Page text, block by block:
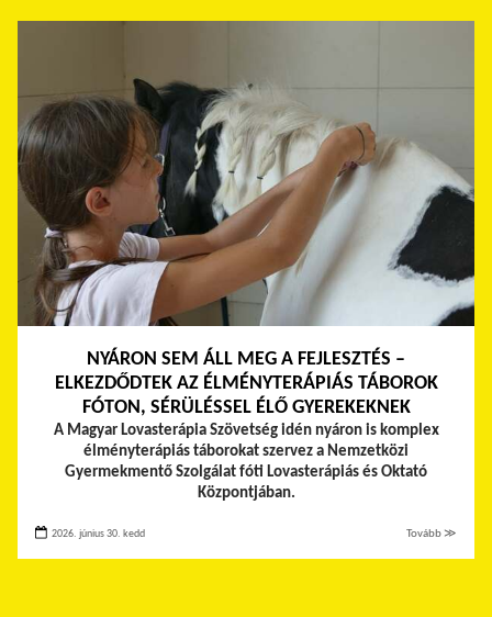
NYÁRON SEM ÁLL MEG A FEJLESZTÉS –
ELKEZDŐDTEK AZ ÉLMÉNYTERÁPIÁS TÁBOROK
FÓTON, SÉRÜLÉSSEL ÉLŐ GYEREKEKNEK
A Magyar Lovasterápia Szövetség idén nyáron is komplex
élményterápiás táborokat szervez a Nemzetközi
Gyermekmentő Szolgálat fóti Lovasterápiás és Oktató
Központjában.
2026. június 30. kedd Tovább ≫